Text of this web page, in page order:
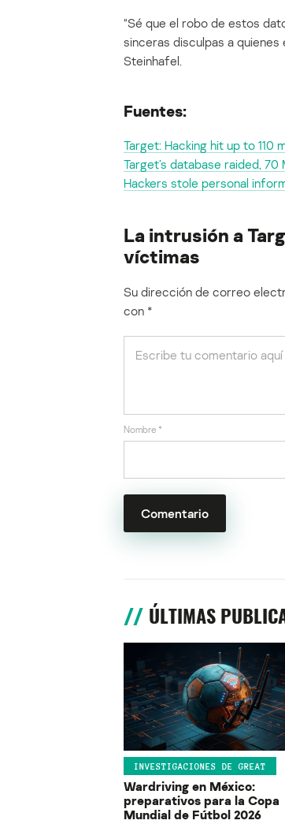
“Sé que el robo de estos
sinceras disculpas a
Steinhafel.
Fuentes:
Target: Hacking hit up to 110
Target’s database raided,
Hackers stole personal
La intrusión a
víctimas
Su dirección de correo
con *
Nombre *
ÚLTIMAS
INVESTIGACIONES DE GREAT
Wardriving en México:
preparativos para la Copa
Mundial de Fútbol 2026